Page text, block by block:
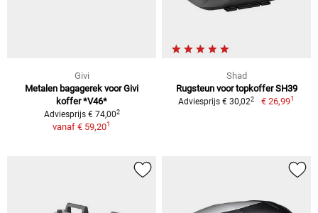
Givi
Metalen bagagerek voor Givi
koffer *V46*
Adviesprijs € 74,002
vanaf € 59,201
Shad
Rugsteun voor topkoffer SH39
Adviesprijs € 30,022 € 26,991